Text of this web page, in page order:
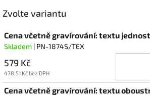
Zvolte variantu
Cena včetně gravírování: textu
Skladem | PN-1874S/TEX
579 Kč
478,51 Kč bez DPH
Cena včetně gravírování: textu